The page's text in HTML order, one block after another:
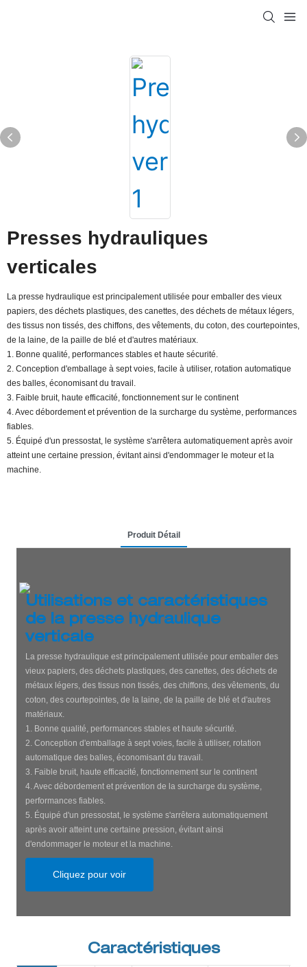
Presses hydrauliques
verticales
La presse hydraulique est principalement utilisée pour emballer des vieux
papiers, des déchets plastiques, des canettes, des déchets de métaux légers,
des tissus non tissés, des chiffons, des vêtements, du coton, des courtepointes,
de la laine, de la paille de blé et d'autres matériaux.
1. Bonne qualité, performances stables et haute sécurité.
2. Conception d'emballage à sept voies, facile à utiliser, rotation automatique
des balles, économisant du travail.
3. Faible bruit, haute efficacité, fonctionnement sur le continent
4. Avec débordement et prévention de la surcharge du système, performances
fiables.
5. Équipé d'un pressostat, le système s'arrêtera automatiquement après avoir
atteint une certaine pression, évitant ainsi d'endommager le moteur et la
machine.
Produit Détail
Utilisations et caractéristiques
de la presse hydraulique
verticale
La presse hydraulique est principalement utilisée pour emballer des
vieux papiers, des déchets plastiques, des canettes, des déchets de
métaux légers, des tissus non tissés, des chiffons, des vêtements, du
coton, des courtepointes, de la laine, de la paille de blé et d'autres
matériaux.
1. Bonne qualité, performances stables et haute sécurité.
2. Conception d'emballage à sept voies, facile à utiliser, rotation
automatique des balles, économisant du travail.
3. Faible bruit, haute efficacité, fonctionnement sur le continent
4. Avec débordement et prévention de la surcharge du système,
performances fiables.
5. Équipé d'un pressostat, le système s'arrêtera automatiquement
après avoir atteint une certaine pression, évitant ainsi
d'endommager le moteur et la machine.
Cliquez pour voir
Caractéristiques